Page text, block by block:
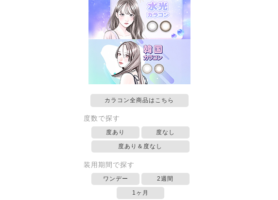
カラコン全商品はこちら
度数で探す
度あり 度なし
度あり＆度なし
装用期間で探す
ワンデー 2週間
1ヶ月